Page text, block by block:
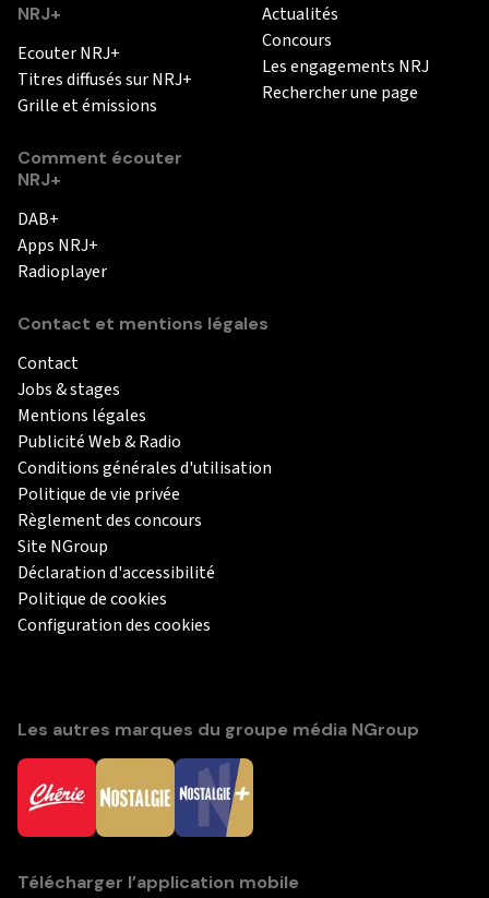
NRJ+
Ecouter NRJ+
Titres diffusés sur NRJ+
Grille et émissions
Comment écouter
NRJ+
DAB+
Apps NRJ+
Radioplayer
Actualités
Concours
Les engagements NRJ
Rechercher une page
Contact et mentions légales
Contact
Jobs & stages
Mentions légales
Publicité Web & Radio
Conditions générales d'utilisation
Politique de vie privée
Règlement des concours
Site NGroup
Déclaration d'accessibilité
Politique de cookies
Configuration des cookies
Les autres marques du groupe média NGroup
Télécharger l’application mobile